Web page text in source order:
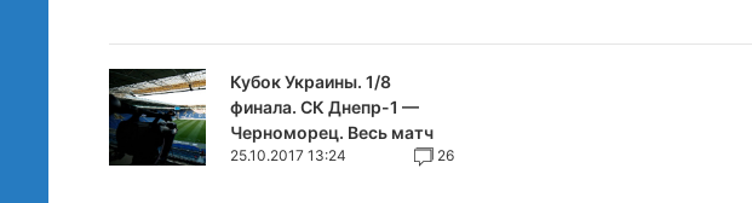
Кубок Украины. 1/8
финала. СК Днепр-1 —
Черноморец. Весь матч
25.10.2017 13:24 26